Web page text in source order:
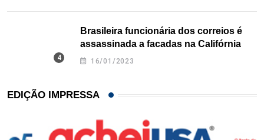
Brasileira funcionária dos correios é
assassinada a facadas na Califórnia
16/01/2023
EDIÇÃO IMPRESSA